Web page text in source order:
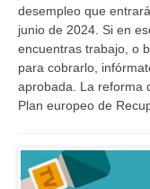
desempleo que
junio de 2024. Si en
encuentras trabajo, o
para cobrarlo,
aprobada. La reforma
Plan europeo de